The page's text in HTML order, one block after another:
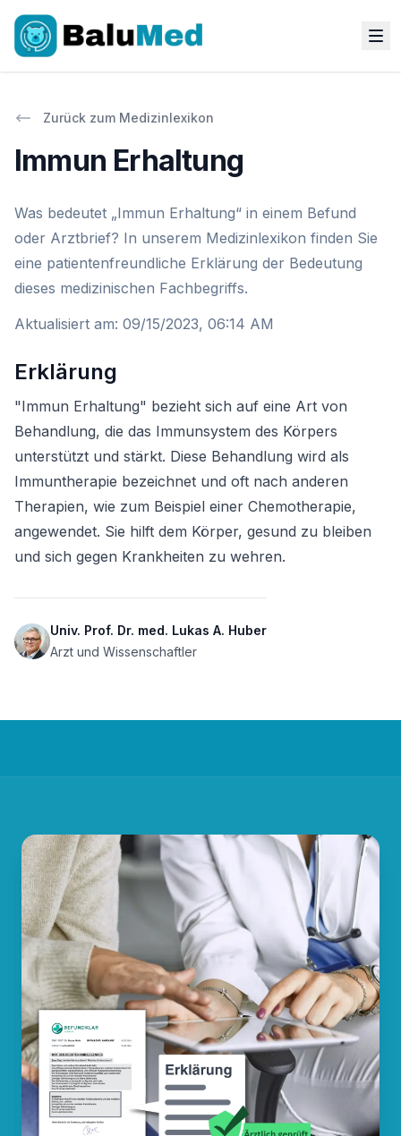
Zurück zum Medizinlexikon
Immun Erhaltung
Was bedeutet „Immun Erhaltung“ in einem Befund
oder Arztbrief? In unserem Medizinlexikon finden Sie
eine patientenfreundliche Erklärung der Bedeutung
dieses medizinischen Fachbegriffs.
Aktualisiert am: 09/15/2023, 06:14 AM
Erklärung
"Immun Erhaltung" bezieht sich auf eine Art von
Behandlung, die das Immunsystem des Körpers
unterstützt und stärkt. Diese Behandlung wird als
Immuntherapie bezeichnet und oft nach anderen
Therapien, wie zum Beispiel einer Chemotherapie,
angewendet. Sie hilft dem Körper, gesund zu bleiben
und sich gegen Krankheiten zu wehren.
Univ. Prof. Dr. med. Lukas A. Huber
Arzt und Wissenschaftler